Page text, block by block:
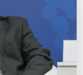
совершить
влиять на ......